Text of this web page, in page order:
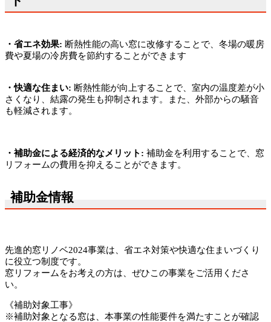
・省エネ効果: 断熱性能の高い窓に改修することで、冬場の暖房
費や夏場の冷房費を節約することができます
・快適な住まい: 断熱性能が向上することで、室内の温度差が小
さくなり、結露の発生も抑制されます。また、外部からの騒音
も軽減されます。
・補助金による経済的なメリット : 補助金を利用することで、窓
リフォームの費用を抑えることができます。
補助金情報
先進的窓リノベ2024事業は、省エネ対策や快適な住まいづくり
に役立つ制度です。
窓リフォームをお考えの方は、ぜひこの事業をご活用くださ
い。
《補助対象工事》
※補助対象となる窓は、本事業の性能要件を満たすことが確認